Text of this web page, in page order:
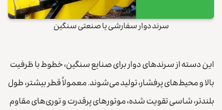
سرند دوار سفارشی یا صنعتی سنگین
این دسته از سرندهای دوار برای صنایع سنگین، خطوط با ظرفیت
بالا و محیط‌های پرفشار، تولید می‌شوند. معمولاً قطر بیشتر، طول
بلندتر، شاسی تقویت شده، موتورهای پرقدرت و توری‌های مقاوم